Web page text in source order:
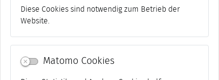
Diese Cookies sind notwendig zum Betrieb der
Website.
Matomo Cookies